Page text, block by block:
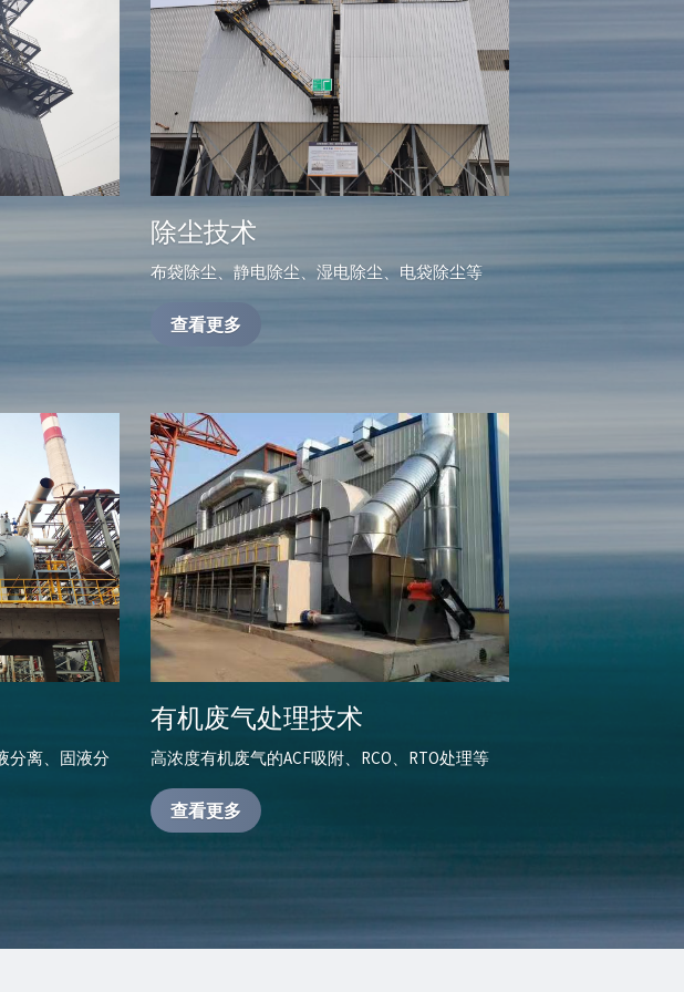
除尘技术
布袋除尘、静电除尘、湿电除尘、电袋除尘等
查看更多
分离、固液分
有机废气处理技术
高浓度有机废气的ACF吸附、RCO、RTO处理等
查看更多